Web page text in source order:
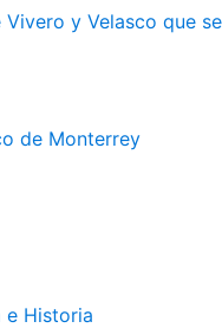
y Velasco que se
de Monterrey
e Historia